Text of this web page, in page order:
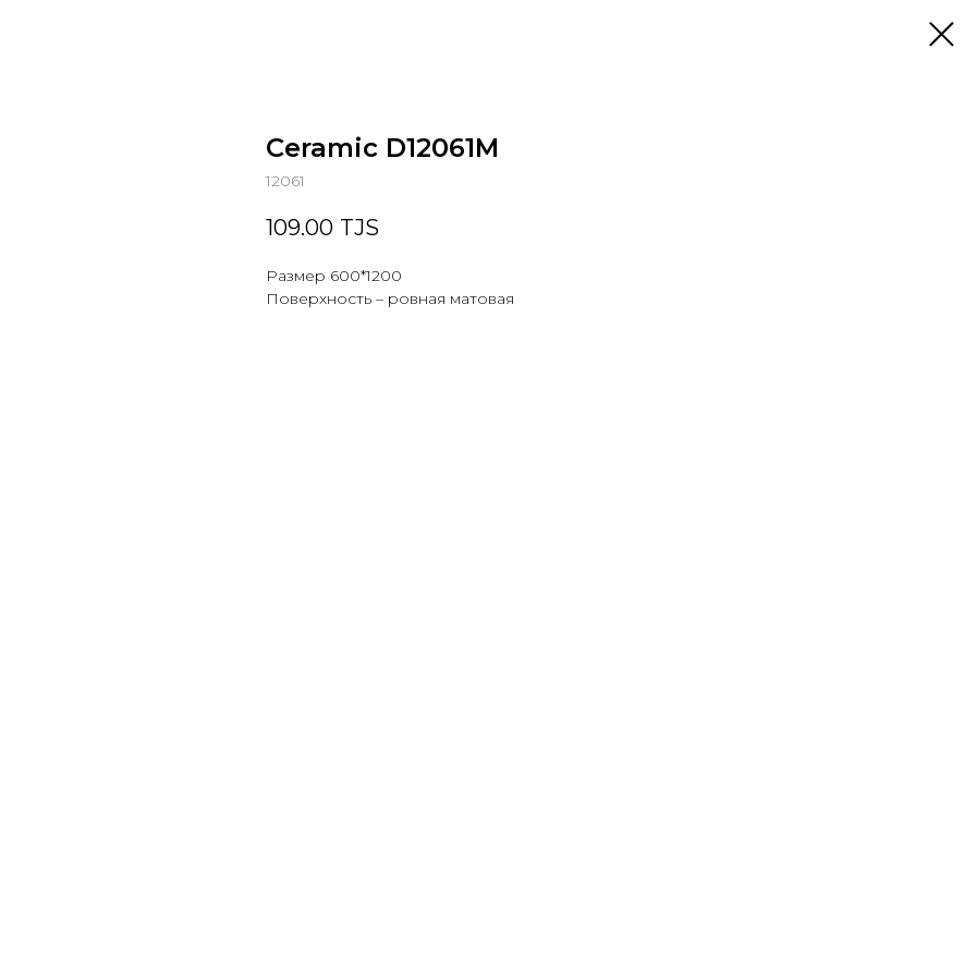
Ceramic D12061M
12061
109.00 TJS
Размер 600*1200
Поверхность – ровная матовая